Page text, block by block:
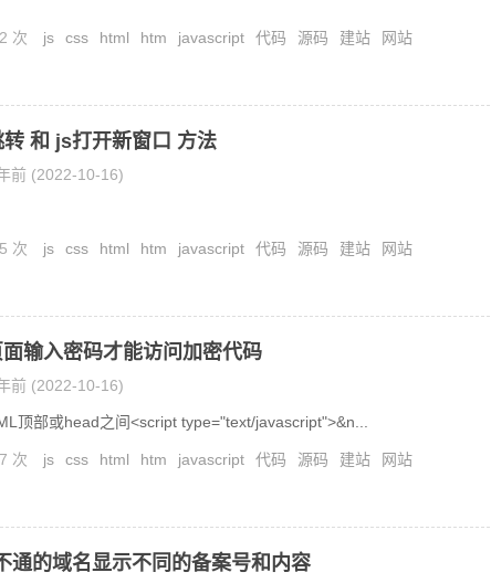
次 js css html htm javascript 代码 源码 建站 网站
和 js打开新窗口 方法
前 (2022-10-16)
次 js css html htm javascript 代码 源码 建站 网站
输入密码才能访问加密代码
前 (2022-10-16)
顶部或head之间<script type="text/javascript">&n...
次 js css html htm javascript 代码 源码 建站 网站
通的域名显示不同的备案号和内容